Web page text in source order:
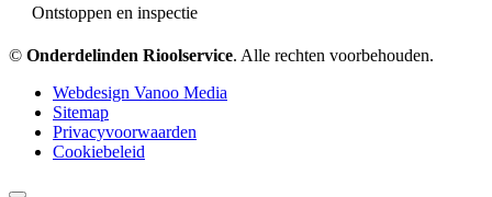
Ontstoppen en inspectie
© Onderdelinden Rioolservice. Alle rechten voorbehouden.
Webdesign Vanoo Media
Sitemap
Privacyvoorwaarden
Cookiebeleid